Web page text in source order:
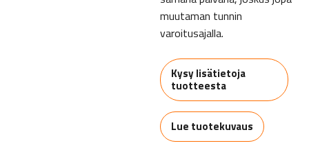
muutaman tunnin
varoitusajalla.
Kysy lisätietoja
tuotteesta
Lue tuotekuvaus